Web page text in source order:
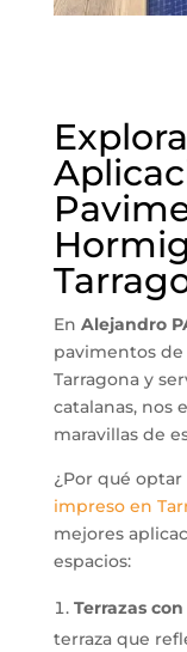
En Alejandro
pavimentos
Tarragona y
catalanas, nos
maravillas de
¿Por qué
impreso en
mejores
espacios:
Terrazas
terraza que